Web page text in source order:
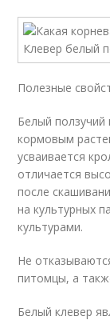
Полезные
Белый ползучий
кормовым
усваивается
отличается
после
на культурных
культурами.
Не
питомцы, а
Белый клевер